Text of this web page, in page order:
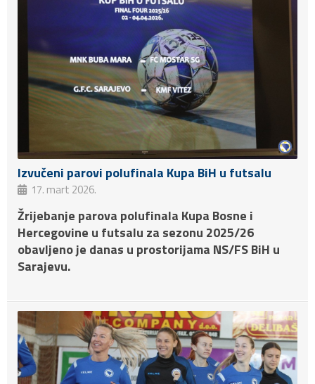
Izvučeni parovi polufinala Kupa BiH u futsalu
17. mart 2026.
Žrijebanje parova polufinala Kupa Bosne i
Hercegovine u futsalu za sezonu 2025/26
obavljeno je danas u prostorijama NS/FS BiH u
Sarajevu.